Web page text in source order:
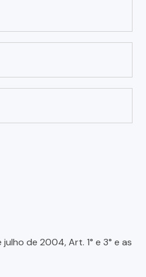
de 2004, Art. 1° e 3° e as